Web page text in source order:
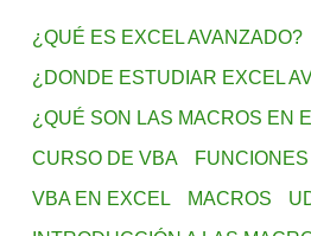
¿QUÉ ES EXCEL AVANZADO?
¿DONDE ESTUDIAR EXCEL
¿QUÉ SON LAS MACROS EN
CURSO DE VBA
VBA EN EXCEL
MACROS